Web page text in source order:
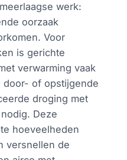
werk:
oorzaak
Voor
is gerichte
verwarming vaak
door- of opstijgende
droging met
Deze
hoeveelheden
versnellen de